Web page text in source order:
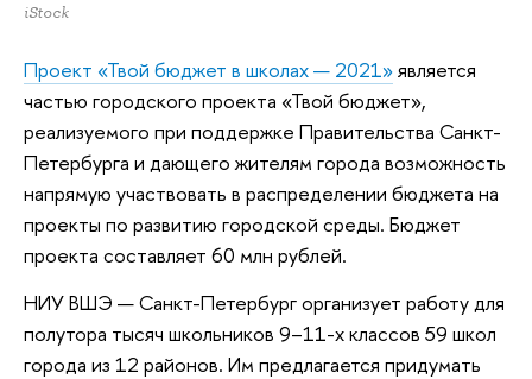
iStock
Проект «Твой бюджет в школах — 2021»является
частью городского проекта «Твой бюджет»,
реализуемого при поддержке Правительства Санкт-
Петербурга и дающего жителям города возможность
напрямую участвовать в распределении бюджета на
проекты по развитию городской среды. Бюджет
проекта составляет 60 млн рублей.
НИУ ВШЭ — Санкт-Петербург организует работу для
полутора тысяч школьников 9–11-х классов 59 школ
города из 12 районов. Им предлагается придумать